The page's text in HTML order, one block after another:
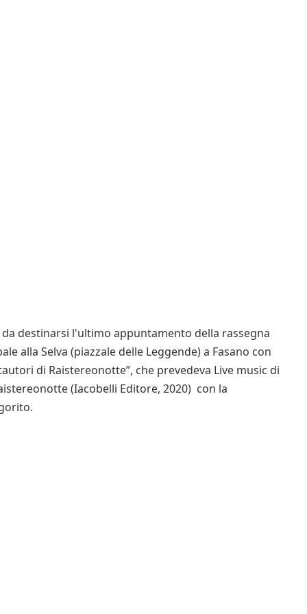
destinarsi l'ultimo appuntamento della rassegna
alla Selva (piazzale delle Leggende) a Fasano con
di Raistereonotte”, che prevedeva Live music di
(Iacobelli Editore, 2020) con la